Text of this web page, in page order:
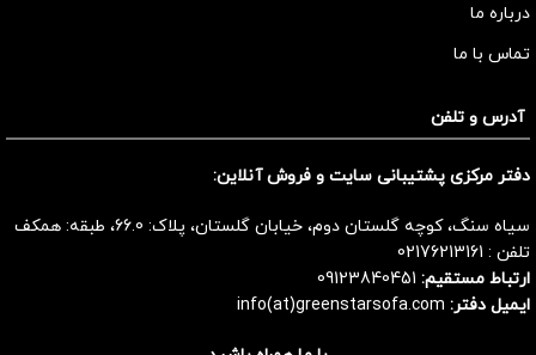
درباره ما
تماس با ما
آدرس و تلفن
دفتر مرکزی پشتیبانی سایت و فروش آنلاین:
سیاه سنگ، کوچه گلستان دوم، خیابان گلستان، پلاک: 66.0، طبقه: همکف
تلفن : 02176213161
ارتباط مستقیم: 09123840451
ایمیل دفتر: